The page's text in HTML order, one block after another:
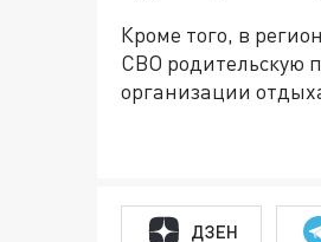
Кроме того, в
СВО родительскую
организации
ДЗЕН